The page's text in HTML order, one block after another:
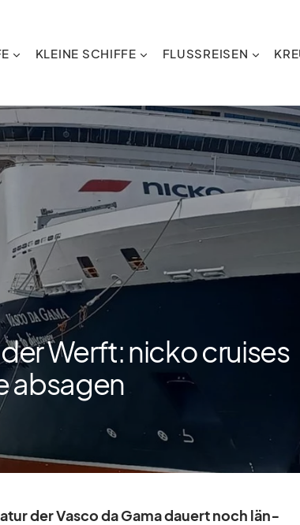
KLEINE SCHIFFE FLUSSREISEN
Werft: nicko cruises
absagen
der Vasco da Gama dau­ert noch län­